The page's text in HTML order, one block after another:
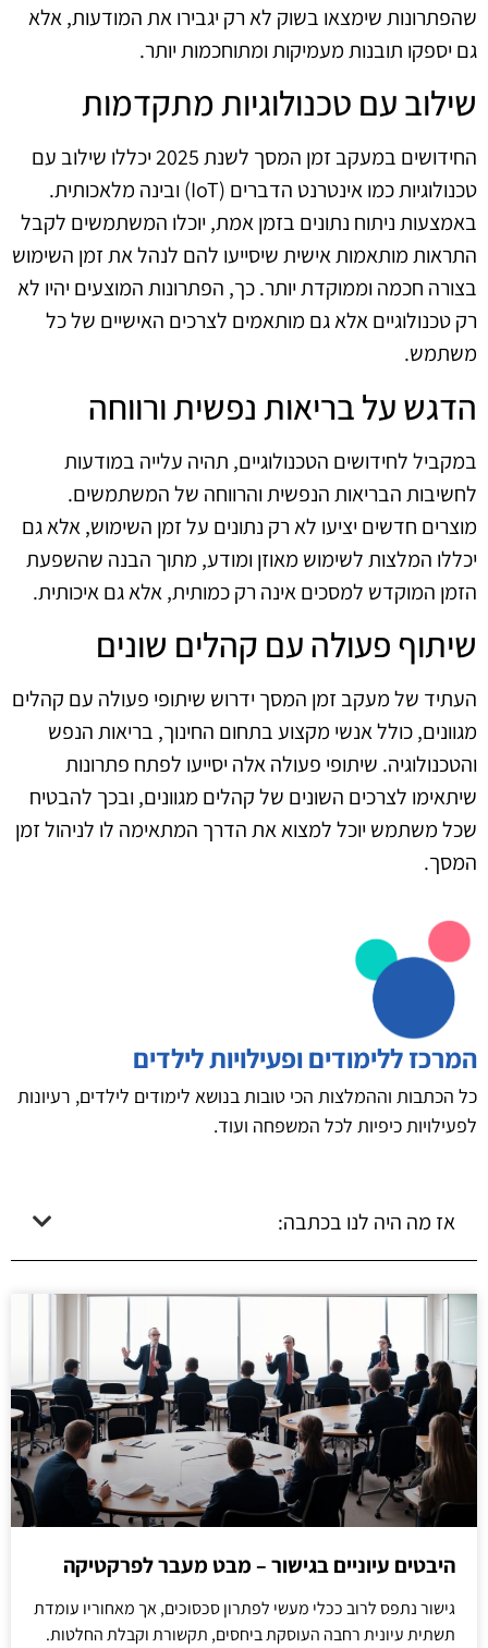
שהפתרונות שימצאו בשוק לא רק יגבירו את המודעות, אלא
גם יספקו תובנות מעמיקות ומתוחכמות יותר.
שילוב עם טכנולוגיות מתקדמות
החידושים במעקב זמן המסך לשנת 2025 יכללו שילוב עם
טכנולוגיות כמו אינטרנט הדברים (IoT) ובינה מלאכותית.
באמצעות ניתוח נתונים בזמן אמת, יוכלו המשתמשים לקבל
התראות מותאמות אישית שיסייעו להם לנהל את זמן השימוש
בצורה חכמה וממוקדת יותר. כך, הפתרונות המוצעים יהיו לא
רק טכנולוגיים אלא גם מותאמים לצרכים האישיים של כל
משתמש.
הדגש על בריאות נפשית ורווחה
במקביל לחידושים הטכנולוגיים, תהיה עלייה במודעות
לחשיבות הבריאות הנפשית והרווחה של המשתמשים.
מוצרים חדשים יציעו לא רק נתונים על זמן השימוש, אלא גם
יכללו המלצות לשימוש מאוזן ומודע, מתוך הבנה שהשפעת
הזמן המוקדש למסכים אינה רק כמותית, אלא גם איכותית.
שיתוף פעולה עם קהלים שונים
העתיד של מעקב זמן המסך ידרוש שיתופי פעולה עם קהלים
מגוונים, כולל אנשי מקצוע בתחום החינוך, בריאות הנפש
והטכנולוגיה. שיתופי פעולה אלה יסייעו לפתח פתרונות
שיתאימו לצרכים השונים של קהלים מגוונים, ובכך להבטיח
שכל משתמש יוכל למצוא את הדרך המתאימה לו לניהול זמן
המסך.
המרכז ללימודים ופעילויות לילדים
כל הכתבות וההמלצות הכי טובות בנושא לימודים לילדים, רעיונות
לפעילויות כיפיות לכל המשפחה ועוד.
אז מה היה לנו בכתבה:
היבטים עיוניים בגישור – מבט מעבר לפרקטיקה
גישור נתפס לרוב ככלי מעשי לפתרון סכסוכים, אך מאחוריו עומדת
תשתית עיונית רחבה העוסקת ביחסים, תקשורת וקבלת החלטות.